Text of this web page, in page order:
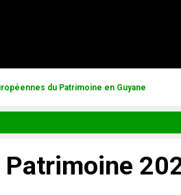
du Patrimoine en Guyane